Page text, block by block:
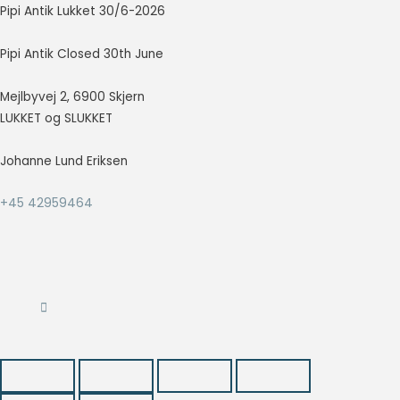
Pipi Antik Lukket 30/6-2026
Pipi Antik Closed 30th June
Mejlbyvej 2, 6900 Skjern
LUKKET og SLUKKET
Johanne Lund Eriksen
+45 42959464
så godt som
dit besøg.
cookies,
forsvinder en
funktionalitet
bruges til at
på tværs af
Hensigten er